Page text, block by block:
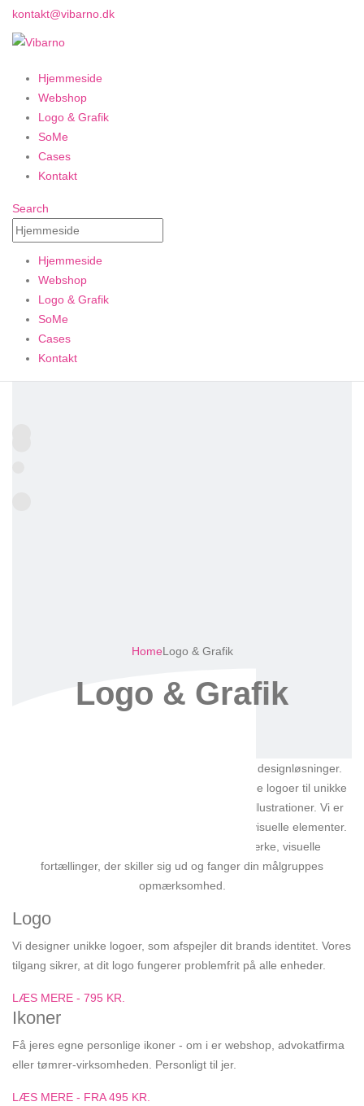
kontakt@vibarno.dk
Hjemmeside
Webshop
Logo & Grafik
SoMe
Cases
Kontakt
Search
Hjemmeside
Webshop
Logo & Grafik
SoMe
Cases
Kontakt
HomeLogo & Grafik
Logo & Grafik
Vibarno tilbyder et bredt spektrum af grafiske designløsninger.
Vores kreative team skaber alt fra iøjnefaldende logoer til unikke
ikoner, brugbare infografikker og detaljerede illustrationer. Vi er
eksperter i rentegning, hvor vi finpudser dine visuelle elementer.
Vores mål er at forvandle dine ideer til stærke, visuelle
fortællinger, der skiller sig ud og fanger din målgruppes
opmærksomhed.
Logo
Vi designer unikke logoer, som afspejler dit brands identitet. Vores
tilgang sikrer, at dit logo fungerer problemfrit på alle enheder.
LÆS MERE - 795 KR.
Ikoner
Få jeres egne personlige ikoner - om i er webshop, advokatfirma
eller tømrer-virksomheden. Personligt til jer.
LÆS MERE - FRA 495 KR.